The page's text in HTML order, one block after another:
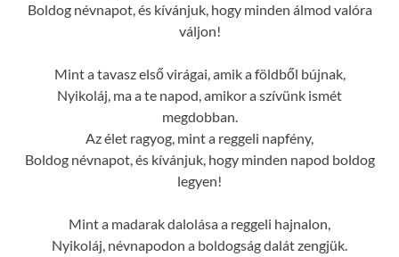
Boldog névnapot, és kívánjuk, hogy minden álmod valóra
váljon!
Mint a tavasz első virágai, amik a földből bújnak,
Nyikoláj, ma a te napod, amikor a szívünk ismét
megdobban.
Az élet ragyog, mint a reggeli napfény,
Boldog névnapot, és kívánjuk, hogy minden napod boldog
legyen!
Mint a madarak dalolása a reggeli hajnalon,
Nyikoláj, névnapodon a boldogság dalát zengjük.